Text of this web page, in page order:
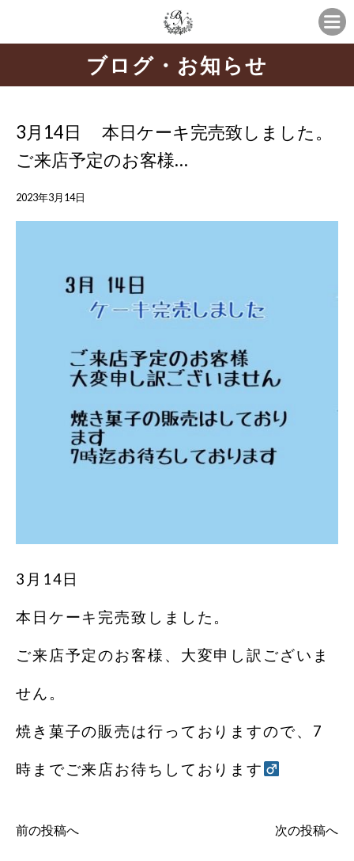
ブログ・お知らせ
3月14日 本日ケーキ完売致しました。
ご来店予定のお客様…
2023年3月14日
3月14日
本日ケーキ完売致しました。
ご来店予定のお客様、大変申し訳ございま
せん。
焼き菓子の販売は行っておりますので、7
時までご来店お待ちしております‍
前の投稿へ 次の投稿へ